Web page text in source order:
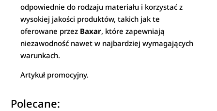
odpowiednie do rodzaju materiału i korzystać z
wysokiej jakości produktów, takich jak te
oferowane przez Baxar, które zapewniają
niezawodność nawet w najbardziej wymagających
warunkach.
Artykuł promocyjny.
Polecane: